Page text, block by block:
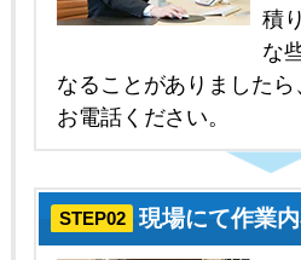
積
な
なることがありました
お電話ください。
STEP02 現場にて作業